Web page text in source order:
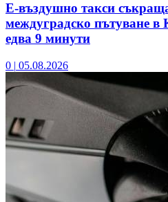
Е-въздушно такси
междуградско пътуване в
едва 9 минути
0 | 05.08.2026